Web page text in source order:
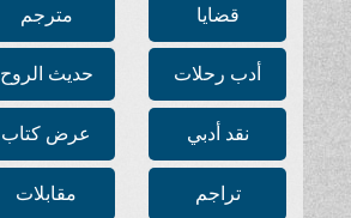
قضايا مترجم
أدب رحلات حديث الروح
نقد أدبي عرض كتاب
تراجم مقابلات